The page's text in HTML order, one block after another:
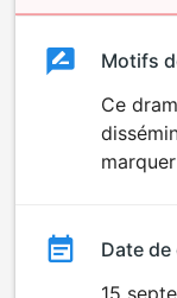
Classement
Motifs
Ce
Date
15